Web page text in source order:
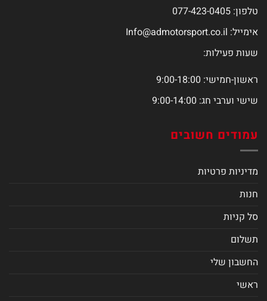
טלפון: 077-423-0405
אימייל: Info@admotorsport.co.il
שעות פעילות:
ראשון-חמישי: 9:00-18:00
שישי וערבי חג: 9:00-14:00
עמודים חשובים
מדיניות פרטיות
חנות
סל קניות
תשלום
החשבון שלי
ראשי